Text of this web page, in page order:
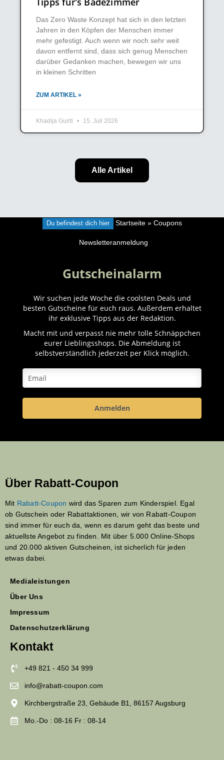
Das Zero Waste Konzept hat sich in den letzten
Jahren in den Köpfen der Menschen immer
mehr gefestigt. Auch wenn wir noch sehr weit
davon entfernt sind, dass sich genug Menschen
darüber Gedanken machen, bewegen wir uns
in kleinen Schritten
ZUM ARTIKEL »
Khadija Guirti 15. Juli 2026
Alle Artikel
Du befindest dich hier Startseite» Coupons
Newsletteranmeldung
Gutscheinalarm
Wir suchen jede Woche die coolsten Deals und
besten Gutscheine für euch raus. Außerdem erhaltet
ihr exklusive Tipps aus der Redaktion.
Macht mit und verpasst nie mehr tolle Schnäppchen
eurer Lieblingsshops. Die Abmeldung ist
selbstverständlich jederzeit per Klick möglich.
Anmelden
Über Rabatt-Coupon
Mit Rabatt-Coupon wird das Sparen zum Kinderspiel. Egal
ob Gutschein oder Rabattaktionen, wir von Rabatt-Coupon
sind immer für euch da, wenn es darum geht das beste und
aktuellste Angebot zu finden. Mit über 5.000 Online-Shops
und 20.000 aktiven Gutscheinen, ist sicherlich für jeden
etwas dabei.
Medialeistungen
Über Uns
Impressum
Datenschutzerklärung
Kontakt
+49 821 - 450 34 999
info@rabatt-coupon.com
Kirchbergstraße 23, Gebäude B1, 86157 Augsburg
Mo.-Do : 08-16 Fr : 08-14